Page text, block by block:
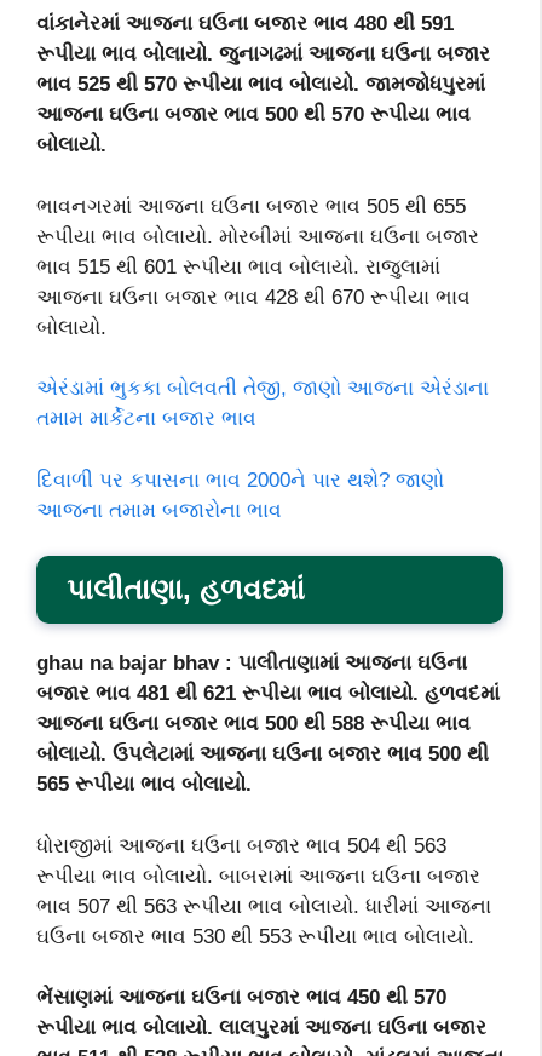
વાંકાનેરમાં આજના ઘઉના બજાર ભાવ 480 થી 591
રૂપીયા ભાવ બોલાયો. જુનાગઢમાં આજના ઘઉના બજાર
ભાવ 525 થી 570 રૂપીયા ભાવ બોલાયો. જામજોધપુરમાં
આજના ઘઉના બજાર ભાવ 500 થી 570 રૂપીયા ભાવ
બોલાયો.
ભાવનગરમાં આજના ઘઉના બજાર ભાવ 505 થી 655
રૂપીયા ભાવ બોલાયો. મોરબીમાં આજના ઘઉના બજાર
ભાવ 515 થી 601 રૂપીયા ભાવ બોલાયો. રાજુલામાં
આજના ઘઉના બજાર ભાવ 428 થી 670 રૂપીયા ભાવ
બોલાયો.
એરંડામાં ભુકકા બોલવતી તેજી, જાણો આજના એરંડાના
તમામ માર્કેટના બજાર ભાવ
દિવાળી પર કપાસના ભાવ 2000ને પાર થશે? જાણો
આજના તમામ બજારોના ભાવ
પાલીતાણા, હળવદમાં
ghau na bajar bhav : પાલીતાણામાં આજના ઘઉના
બજાર ભાવ 481 થી 621 રૂપીયા ભાવ બોલાયો. હળવદમાં
આજના ઘઉના બજાર ભાવ 500 થી 588 રૂપીયા ભાવ
બોલાયો. ઉપલેટામાં આજના ઘઉના બજાર ભાવ 500 થી
565 રૂપીયા ભાવ બોલાયો.
ધોરાજીમાં આજના ઘઉના બજાર ભાવ 504 થી 563
રૂપીયા ભાવ બોલાયો. બાબરામાં આજના ઘઉના બજાર
ભાવ 507 થી 563 રૂપીયા ભાવ બોલાયો. ધારીમાં આજના
ઘઉના બજાર ભાવ 530 થી 553 રૂપીયા ભાવ બોલાયો.
ભેંસાણમાં આજના ઘઉના બજાર ભાવ 450 થી 570
રૂપીયા ભાવ બોલાયો. લાલપુરમાં આજના ઘઉના બજાર